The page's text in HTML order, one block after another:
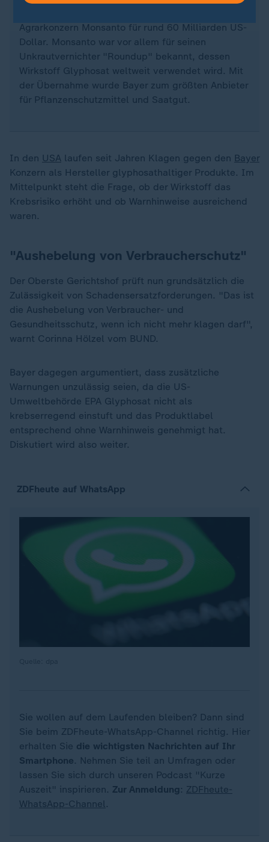
Agrarkonzern Monsanto für rund 60 Milliarden US-
Dollar. Monsanto war vor allem für seinen
Unkrautvernichter "Roundup" bekannt, dessen
Wirkstoff Glyphosat weltweit verwendet wird. Mit
der Übernahme wurde Bayer zum größten Anbieter
für Pflanzenschutzmittel und Saatgut.
In den USA laufen seit Jahren Klagen gegen den Bayer
Konzern als Hersteller glyphosathaltiger Produkte. Im
Mittelpunkt steht die Frage, ob der Wirkstoff das
Krebsrisiko erhöht und ob Warnhinweise ausreichend
waren.
"Aushebelung von Verbraucherschutz"
Der Oberste Gerichtshof prüft nun grundsätzlich die
Zulässigkeit von Schadensersatzforderungen. "Das ist
die Aushebelung von Verbraucher- und
Gesundheitsschutz, wenn ich nicht mehr klagen darf",
warnt Corinna Hölzel vom BUND.
Bayer dagegen argumentiert, dass zusätzliche
Warnungen unzulässig seien, da die US-
Umweltbehörde EPA Glyphosat nicht als
krebserregend einstuft und das Produktlabel
entsprechend ohne Warnhinweis genehmigt hat.
Diskutiert wird also weiter.
ZDFheute auf WhatsApp
Sie wollen auf dem Laufenden bleiben? Dann sind
Sie beim ZDFheute-WhatsApp-Channel richtig. Hier
erhalten Sie die wichtigsten Nachrichten auf Ihr
Smartphone. Nehmen Sie teil an Umfragen oder
lassen Sie sich durch unseren Podcast "Kurze
Auszeit" inspirieren. Zur Anmeldung : ZDFheute-
WhatsApp-Channel.